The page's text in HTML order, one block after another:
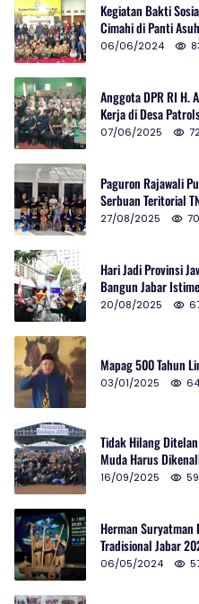
Kegiatan Bakti
Cimahi di Panti
06/06/2024
Anggota DPR RI H.
Kerja di Desa
07/06/2025
Paguron Rajawali
Serbuan Teritorial
27/08/2025
Hari Jadi Provinsi
Bangun Jabar
20/08/2025
Mapag 500 Tahun
03/01/2025
Tidak Hilang
Muda Harus
16/09/2025
Herman Suryatman
Tradisional Jabar
06/05/2024